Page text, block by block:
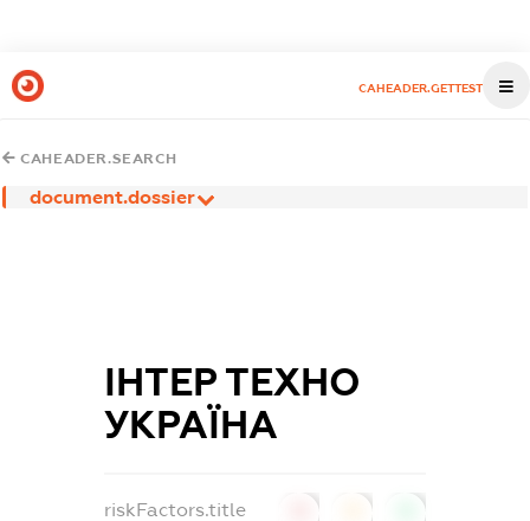
CAHEADER.GETTEST
CAHEADER.SEARCH
document.dossier
ІНТЕР ТЕХНО
УКРАЇНА
riskFactors.title